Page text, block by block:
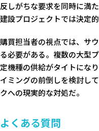
反しがちな要求を同時に満
建設プロジェクトでは決定的
購買担当者の視点では、サ
る必要がある。複数の大型
定機種の供給がタイトにな
イミングの前倒しを検討し
クへの現実的な対処だ。
よくある質問